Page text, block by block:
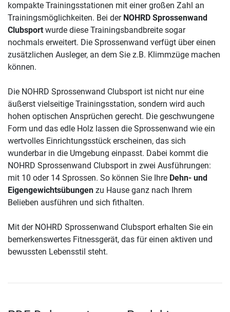
kompakte Trainingsstationen mit einer großen Zahl an
Trainingsmöglichkeiten. Bei der NOHRD Sprossenwand
Clubsport wurde diese Trainingsbandbreite sogar
nochmals erweitert. Die Sprossenwand verfügt über einen
zusätzlichen Ausleger, an dem Sie z.B. Klimmzüge machen
können.
Die NOHRD Sprossenwand Clubsport ist nicht nur eine
äußerst vielseitige Trainingsstation, sondern wird auch
hohen optischen Ansprüchen gerecht. Die geschwungene
Form und das edle Holz lassen die Sprossenwand wie ein
wertvolles Einrichtungsstück erscheinen, das sich
wunderbar in die Umgebung einpasst. Dabei kommt die
NOHRD Sprossenwand Clubsport in zwei Ausführungen:
mit 10 oder 14 Sprossen. So können Sie Ihre Dehn- und
Eigengewichtsübungen zu Hause ganz nach Ihrem
Belieben ausführen und sich fithalten.
Mit der NOHRD Sprossenwand Clubsport erhalten Sie ein
bemerkenswertes Fitnessgerät, das für einen aktiven und
bewussten Lebensstil steht.